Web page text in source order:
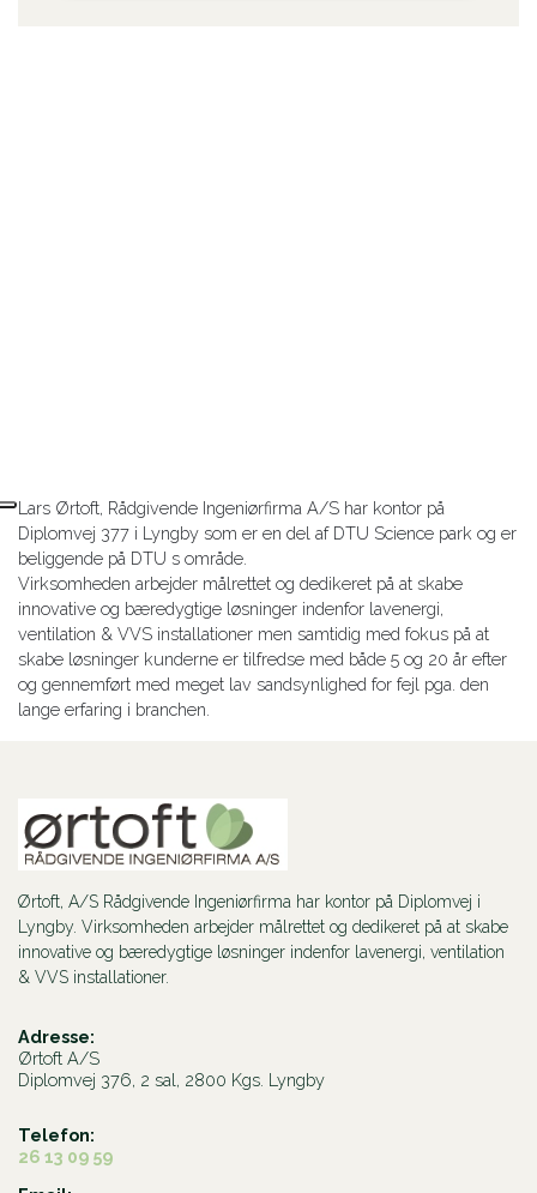
Lars Ørtoft, Rådgivende Ingeniørfirma A/S har kontor på
Diplomvej 377 i Lyngby som er en del af DTU Science park og er
beliggende på DTU s område.
Virksomheden arbejder målrettet og dedikeret på at skabe
innovative og bæredygtige løsninger indenfor lavenergi,
ventilation & VVS installationer men samtidig med fokus på at
skabe løsninger kunderne er tilfredse med både 5 og 20 år efter
og gennemført med meget lav sandsynlighed for fejl pga. den
lange erfaring i branchen.
Ørtoft, A/S Rådgivende Ingeniørfirma har kontor på Diplomvej i
Lyngby. Virksomheden arbejder målrettet og dedikeret på at skabe
innovative og bæredygtige løsninger indenfor lavenergi, ventilation
& VVS installationer.
Adresse:
Ørtoft A/S
Diplomvej 376, 2 sal, 2800 Kgs. Lyngby
Telefon:
26 13 09 59